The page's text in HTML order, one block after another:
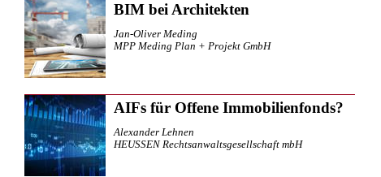
BIM bei Architekten
Jan-Oliver Meding
MPP Meding Plan + Projekt GmbH
AIFs für Offene Immobilienfonds?
Alexander Lehnen
HEUSSEN Rechtsanwaltsgesellschaft mbH